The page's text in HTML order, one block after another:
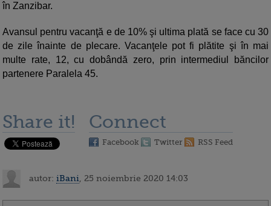
în Zanzibar.
Avansul pentru vacanţă e de 10% şi ultima plată se face cu 30
de zile înainte de plecare. Vacanţele pot fi plătite şi în mai
multe rate, 12, cu dobândă zero, prin intermediul băncilor
partenere Paralela 45.
Share it! Connect
Facebook Twitter RSS Feed
autor: iBani , 25 noiembrie 2020 14:03